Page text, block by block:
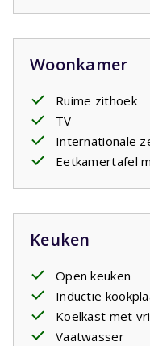
Een heerlijke plek om
de tuin zorgen bomen
zodat u op elk
zon en schaduw.
Woonkamer
Ruime zithoek
TV
Internationale
Eetkamertafel
Keuken
Open keuken
Inductie
Koelkast met
Vaatwasser